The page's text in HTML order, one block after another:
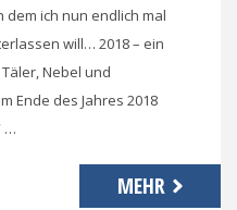
dem ich nun endlich mal
will… 2018 – ein
Nebel und
Ende des Jahres 2018
…
MEHR